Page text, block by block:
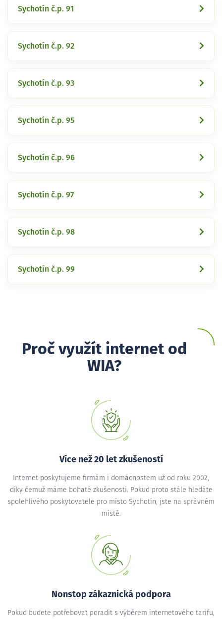
Sychotín č.p. 91
Sychotín č.p. 92
Sychotín č.p. 93
Sychotín č.p. 95
Sychotín č.p. 96
Sychotín č.p. 97
Sychotín č.p. 98
Sychotín č.p. 99
Proč využít internet od
WIA?
Více než 20 let zkušeností
Internet poskytujeme firmám i domácnostem už od roku 2002,
díky čemuž máme bohaté zkušenosti. Pokud proto stále hledáte
spolehlivého poskytovatele pro místo Sychotín, jste na správném
místě.
Nonstop zákaznická podpora
Pokud budete potřebovat poradit s výběrem internetového tarifu,